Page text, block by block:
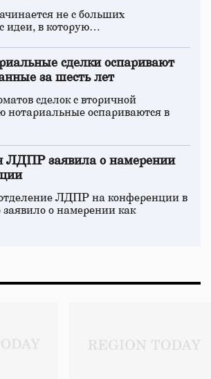
не с больших
идеи, в которую…
сделки оспаривают
за шесть лет
сделок с вторичной
нотариальные оспариваются в
ЛДПР заявила о намерении
отделение ЛДПР на конференции в
заявило о намерении как